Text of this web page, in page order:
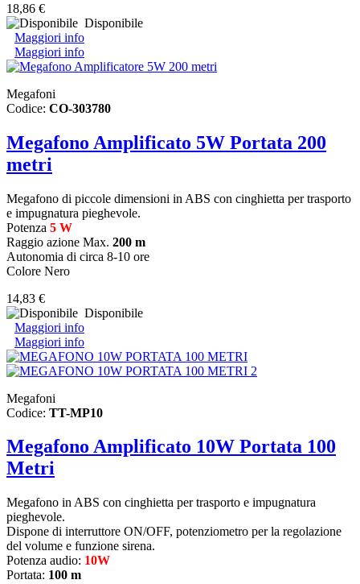
18,86 €
Disponibile
Maggiori info
Maggiori info
Megafoni
Codice: CO-303780
Megafono Amplificato 5W Portata 200
metri
Megafono di piccole dimensioni in ABS con cinghietta per trasporto
e impugnatura pieghevole.
Potenza 5 W
Raggio azione Max. 200 m
Autonomia di circa 8-10 ore
Colore Nero
14,83 €
Disponibile
Maggiori info
Maggiori info
Megafoni
Codice: TT-MP10
Megafono Amplificato 10W Portata 100
Metri
Megafono in ABS con cinghietta per trasporto e impugnatura
pieghevole.
Dispone di interruttore ON/OFF, potenziometro per la regolazione
del volume e funzione sirena.
Potenza audio: 10W
Portata: 100 m